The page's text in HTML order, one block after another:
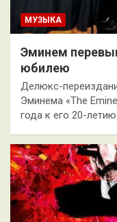
МУЗЫКА
Эминем
юбилею
Делюкс-
Эминема «The
года к его 20-